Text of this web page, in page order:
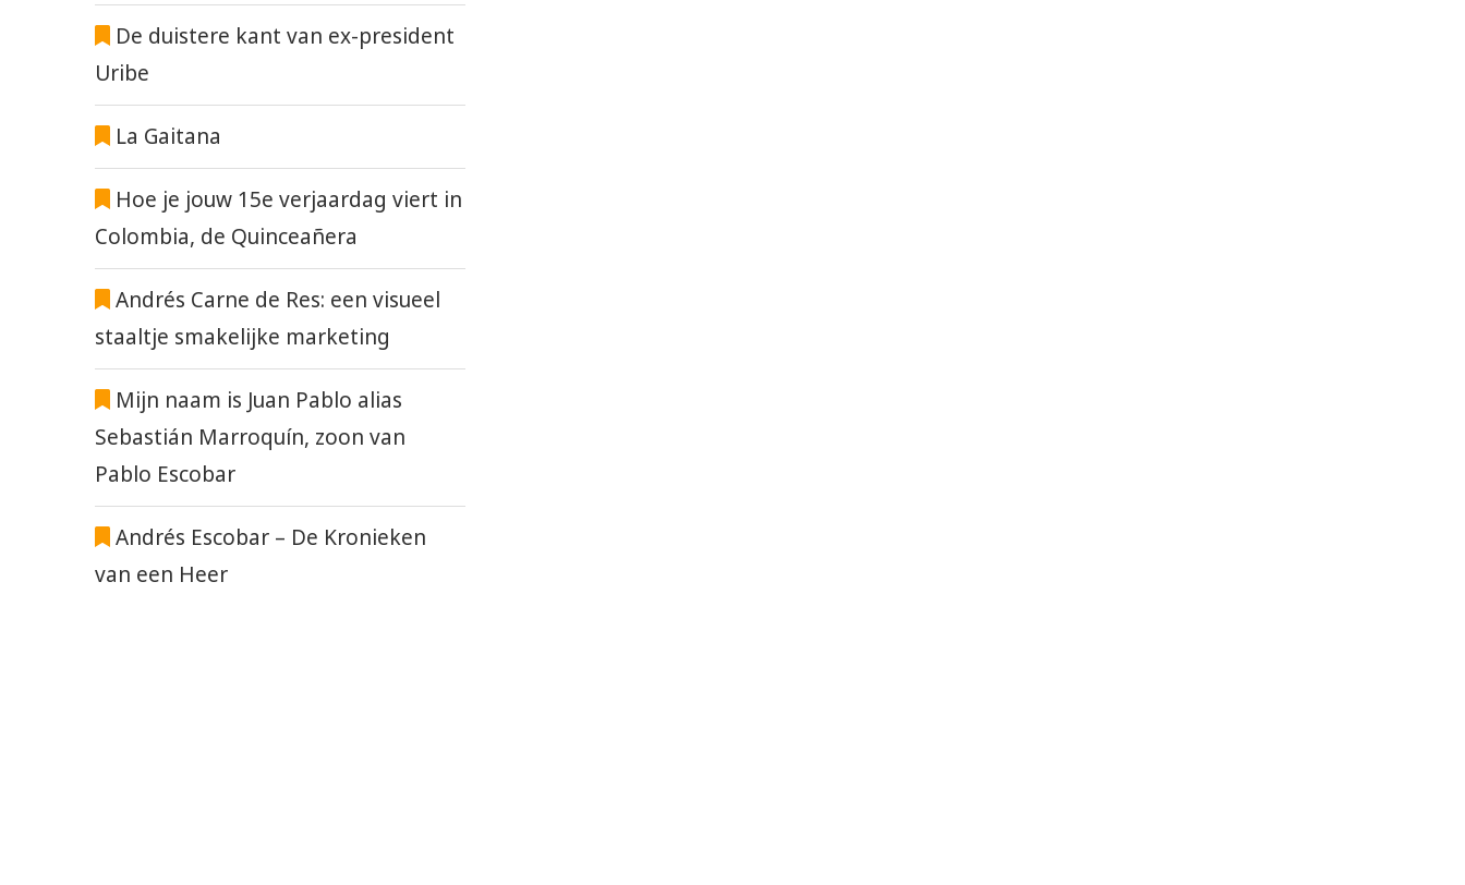
De duistere kant van ex-president
Uribe
La Gaitana
Hoe je jouw 15e verjaardag viert in
Colombia, de Quinceañera
Andrés Carne de Res: een visueel
staaltje smakelijke marketing
Mijn naam is Juan Pablo alias
Sebastián Marroquín, zoon van
Pablo Escobar
Andrés Escobar – De Kronieken
van een Heer